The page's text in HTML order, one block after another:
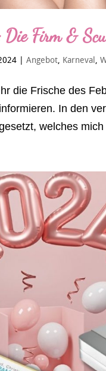
Firm &
|Angebot Karneval ,
die Frische des
In den
welches